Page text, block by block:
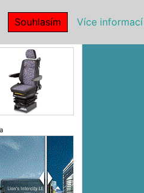
Souhlasím Více informací